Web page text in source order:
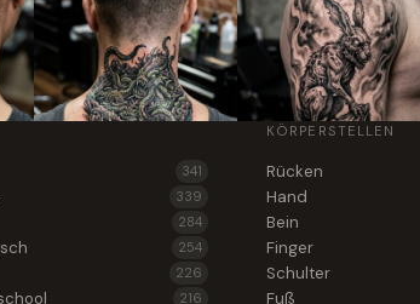
341
339
284
254
226
216
KÖRPERSTELLEN
Rücken
Hand
Bein
Finger
Schulter
Fuß